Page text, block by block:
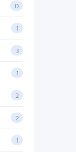
0
1
3
1
2
2
1